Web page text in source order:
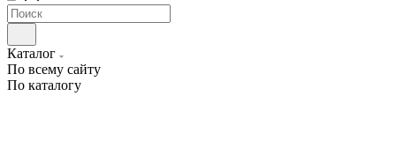
Каталог
По всему сайту
По каталогу